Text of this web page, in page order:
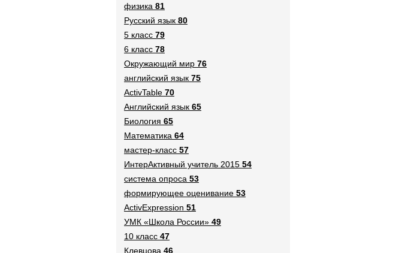
физика 81
Русский язык 80
5 класс 79
6 класс 78
Окружающий мир 76
английский язык 75
ActivTable 70
Английский язык 65
Биология 65
Математика 64
мастер-класс 57
ИнтерАктивный учитель 2015 54
система опроса 53
формирующее оценивание 53
ActivExpression 51
УМК «Школа России» 49
10 класс 47
Клевцова 46